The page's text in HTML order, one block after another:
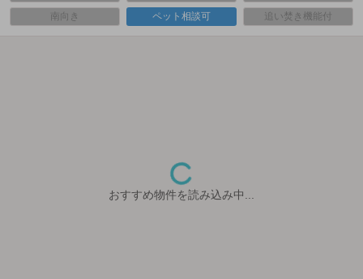
南向き ペット相談可 追い焚き機能付
おすすめ物件を読み込み中...